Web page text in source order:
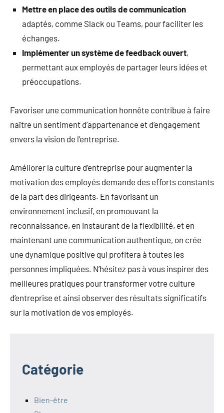
Mettre en place des outils de communication
adaptés, comme Slack ou Teams, pour faciliter les
échanges.
Implémenter un système de feedback ouvert,
permettant aux employés de partager leurs idées et
préoccupations.
Favoriser une communication honnête contribue à faire
naître un sentiment d’appartenance et d’engagement
envers la vision de l’entreprise.
Améliorer la culture d’entreprise pour augmenter la
motivation des employés demande des efforts constants
de la part des dirigeants. En favorisant un
environnement inclusif, en promouvant la
reconnaissance, en instaurant de la flexibilité, et en
maintenant une communication authentique, on crée
une dynamique positive qui profitera à toutes les
personnes impliquées. N’hésitez pas à vous inspirer des
meilleures pratiques pour transformer votre culture
d’entreprise et ainsi observer des résultats significatifs
sur la motivation de vos employés.
Catégorie
Bien-être